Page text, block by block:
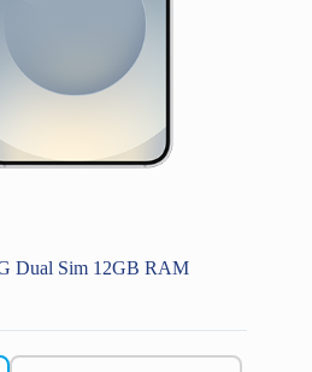
Dual Sim 12GB RAM